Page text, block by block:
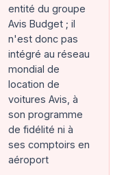
entité du groupe
Avis Budget ; il
n'est donc pas
intégré au réseau
mondial de
location de
voitures Avis, à
son programme
de fidélité ni à
ses comptoirs en
aéroport